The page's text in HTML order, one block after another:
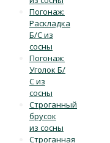
Погонаж:
Раскладка
Б/С из
сосны
Погонаж:
Уголок Б/
С из
сосны
Строганный
брусок
из сосны
Строганная